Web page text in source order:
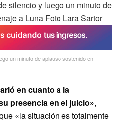
un minuto de aplauso sostenido en
en cuanto a la
presencia en el juicio»,
«la situación es totalmente